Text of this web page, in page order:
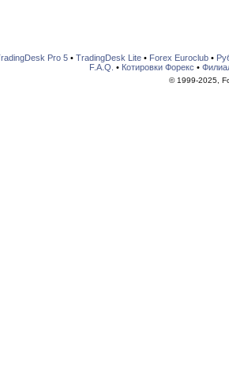
Pro 5• TradingDesk Lite• Forex Euroclub•
F.A.Q. • Котировки Форекс •
© 1999-2025,